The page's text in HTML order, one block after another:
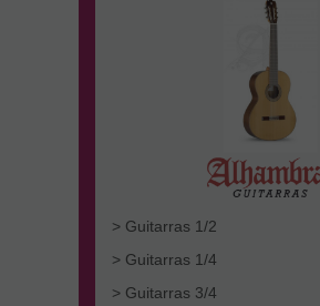
> Guitarras 1/2
> Guitarras 1/4
> Guitarras 3/4